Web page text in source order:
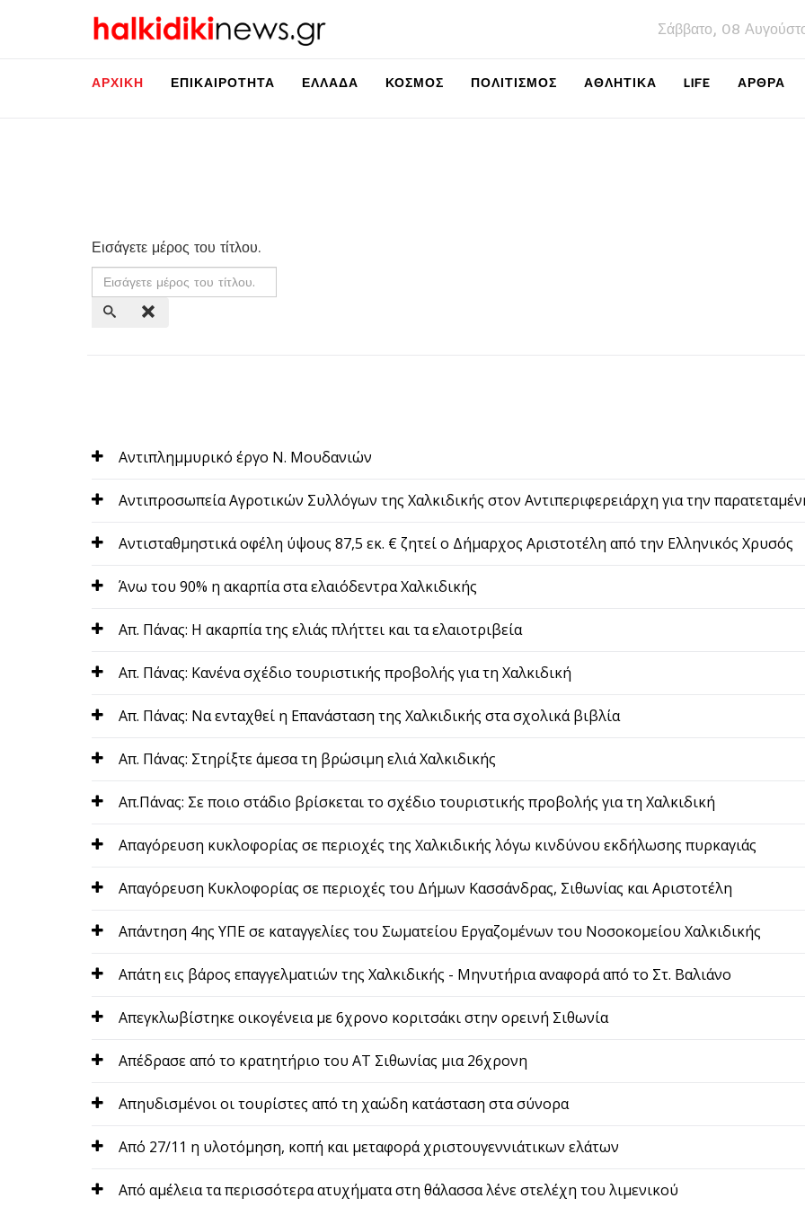
Σάββατο, 08
ΑΡΧΙΚΉ ΕΠΙΚΑΙΡΌΤΗΤΑ ΕΛΛΆΔΑ ΚΌΣΜΟΣ ΠΟΛΙΤΙΣΜΌΣ ΑΘΛΗΤΙΚΆ LIFE ΑΡΘΡΑ
Εισάγετε μέρος του τίτλου.
Αντιπλημμυρικό έργο Ν. Μουδανιών
Αντιπροσωπεία Αγροτικών Συλλόγων της Χαλκιδικής στον Αντιπεριφερειάρχη για την
Αντισταθμηστικά οφέλη ύψους 87,5 εκ. € ζητεί ο Δήμαρχος Αριστοτέλη από την Ελληνικός Χρυσός
Άνω του 90% η ακαρπία στα ελαιόδεντρα Χαλκιδικής
Απ. Πάνας: Η ακαρπία της ελιάς πλήττει και τα ελαιοτριβεία
Απ. Πάνας: Κανένα σχέδιο τουριστικής προβολής για τη Χαλκιδική
Απ. Πάνας: Να ενταχθεί η Επανάσταση της Χαλκιδικής στα σχολικά βιβλία
Απ. Πάνας: Στηρίξτε άμεσα τη βρώσιμη ελιά Χαλκιδικής
Απ.Πάνας: Σε ποιο στάδιο βρίσκεται το σχέδιο τουριστικής προβολής για τη Χαλκιδική
Απαγόρευση κυκλοφορίας σε περιοχές της Χαλκιδικής λόγω κινδύνου εκδήλωσης πυρκαγιάς
Απαγόρευση Κυκλοφορίας σε περιοχές του Δήμων Κασσάνδρας, Σιθωνίας και Αριστοτέλη
Απάντηση 4ης ΥΠΕ σε καταγγελίες του Σωματείου Εργαζομένων του Νοσοκομείου Χαλκιδικής
Απάτη εις βάρος επαγγελματιών της Χαλκιδικής - Μηνυτήρια αναφορά από το Στ. Βαλιάνο
Απεγκλωβίστηκε οικογένεια με 6χρονο κοριτσάκι στην ορεινή Σιθωνία
Απέδρασε από το κρατητήριο του ΑΤ Σιθωνίας μια 26χρονη
Απηυδισμένοι οι τουρίστες από τη χαώδη κατάσταση στα σύνορα
Από 27/11 η υλοτόμηση, κοπή και μεταφορά χριστουγεννιάτικων ελάτων
Από αμέλεια τα περισσότερα ατυχήματα στη θάλασσα λένε στελέχη του λιμενικού